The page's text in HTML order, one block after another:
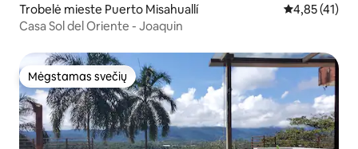
Trobelė mieste Puerto Misahuallí Vidutinis
4,85 (41)
Casa Sol del Oriente - Joaquin
Mėgstamas svečių
Mėgstamas svečių